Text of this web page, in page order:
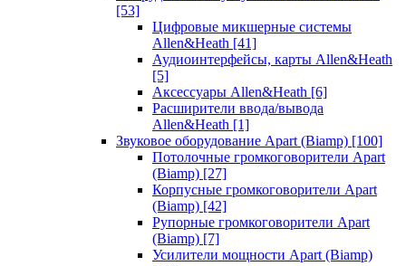
[53]
Цифровые микшерные системы
Allen&Heath [41]
Аудиоинтерфейсы, карты Allen&Heath
[5]
Аксессуары Allen&Heath [6]
Расширители ввода/вывода
Allen&Heath [1]
Звуковое оборудование Apart (Biamp) [100]
Потолочные громкоговорители Apart
(Biamp) [27]
Корпусные громкоговорители Apart
(Biamp) [42]
Рупорные громкоговорители Apart
(Biamp) [7]
Усилители мощности Apart (Biamp)